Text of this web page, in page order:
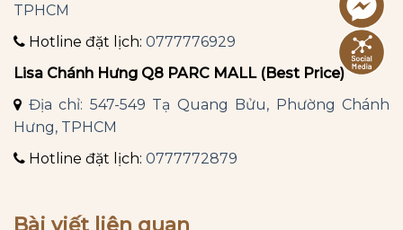
TPHCM
Hotline đặt lịch: 0777776929
Lisa Chánh Hưng Q8 PARC MALL (Best Price)
Địa chỉ: 547-549 Tạ Quang Bửu, Phường Chánh
Hưng, TPHCM
Hotline đặt lịch: 0777772879
Bài viết liên quan